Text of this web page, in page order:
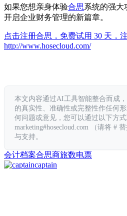
如果您想亲身体验合思系统的强大
开启企业财务管理的新篇章。
点击注册合思，免费试用 30 天，
http://www.hosecloud.com/
本文内容通过AI工具智能整合而成
的真实性、准确性或完整性作任何
何问题或意见，您可以通过以下方
marketing#hosecloud.com （请将 #
与支持。
会计档案合思商旅数电票
captain